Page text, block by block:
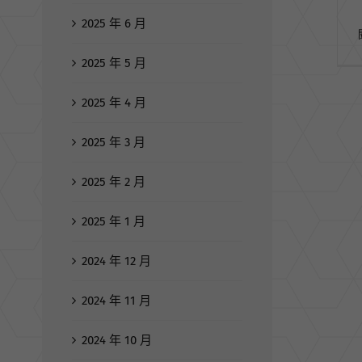
2025 年 6 月
2025 年 5 月
2025 年 4 月
2025 年 3 月
2025 年 2 月
2025 年 1 月
2024 年 12 月
2024 年 11 月
2024 年 10 月